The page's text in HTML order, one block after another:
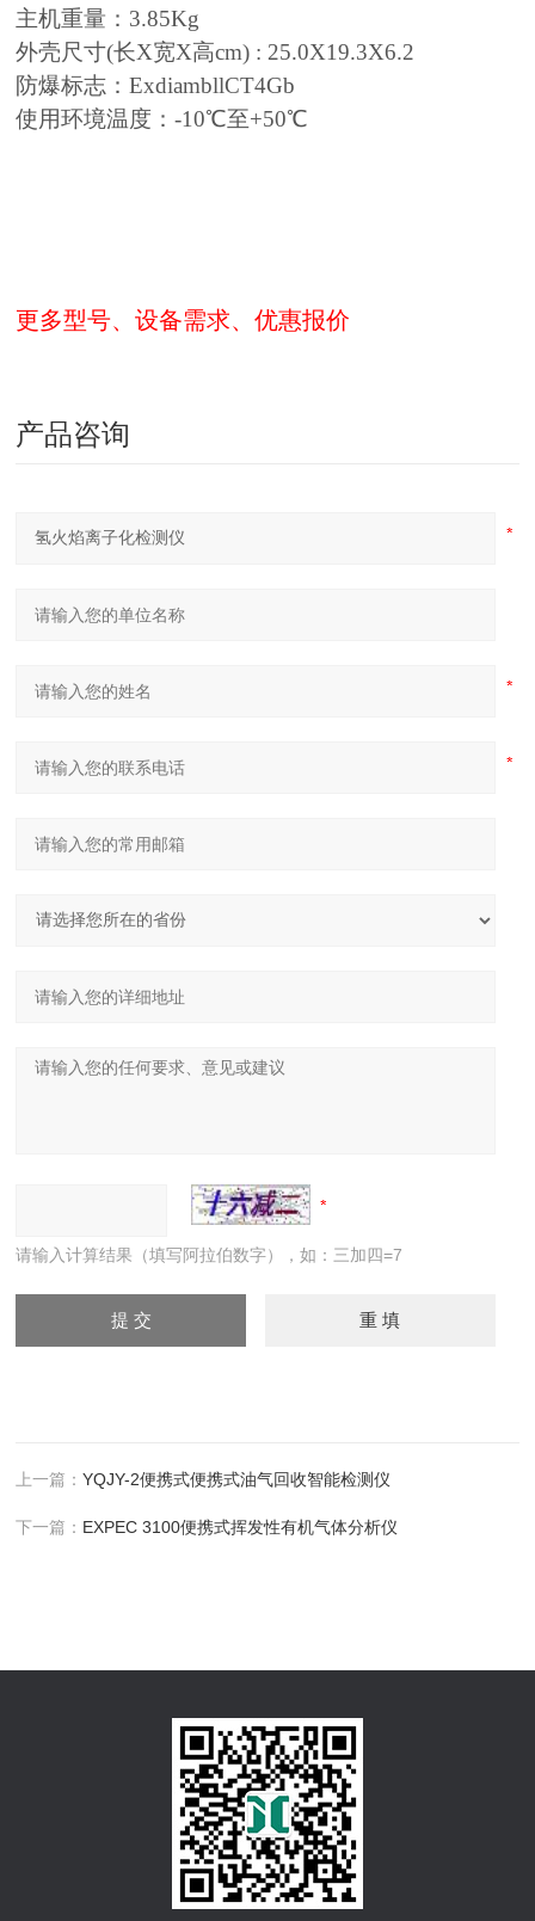
主机重量：3.85Kg
外壳尺寸(长X宽X高cm) : 25.0X19.3X6.2
防爆标志：ExdiambllCT4Gb
使用环境温度：-10℃至+50℃
更多型号、设备需求、优惠报价
产品咨询
请输入计算结果（填写阿拉伯数字），如：三加四=7
上一篇：YQJY-2便携式便携式油气回收智能检测仪
下一篇： EXPEC 3100便携式挥发性有机气体分析仪